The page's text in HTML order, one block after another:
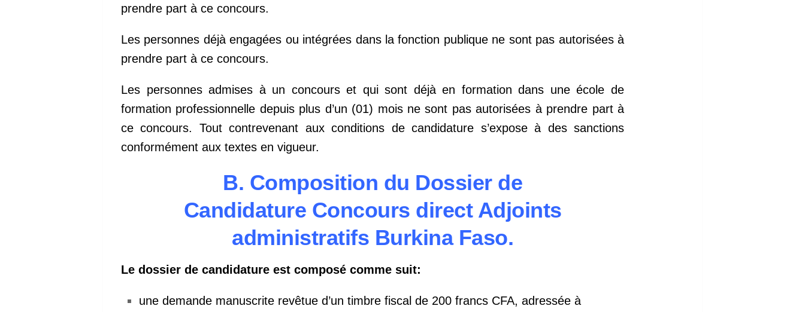
prendre part à ce concours.
Les personnes déjà engagées ou intégrées dans la fonction publique ne sont pas autorisées à
prendre part à ce concours.
Les personnes admises à un concours et qui sont déjà en formation dans une école de
formation professionnelle depuis plus d’un (01) mois ne sont pas autorisées à prendre part à
ce concours. Tout contrevenant aux conditions de candidature s’expose à des sanctions
conformément aux textes en vigueur.
B. Composition du Dossier de
Candidature Concours direct Adjoints
administratifs Burkina Faso.
Le dossier de candidature est composé comme suit:
une demande manuscrite revêtue d’un timbre fiscal de 200 francs CFA, adressée à